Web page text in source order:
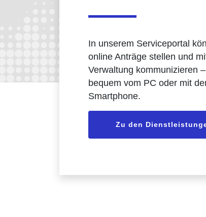
In unserem Serviceportal
online Anträge stellen und
Verwaltung kommunizieren –
bequem vom PC oder mit
Smartphone.
Zu den